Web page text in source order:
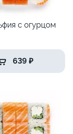
с огурцом
639 ₽